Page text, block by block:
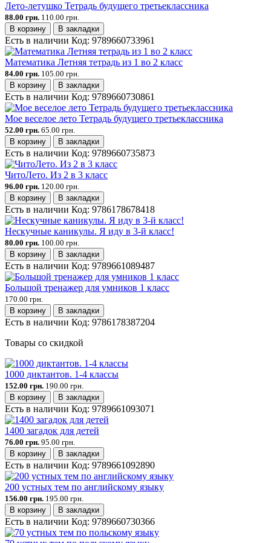
Лето-летушко Тетрадь будущего третьеклассника
88.00 грн. 110.00 грн.
В корзину
В закладки
Есть в наличии Код: 9789660733961
Математика Летняя тетрадь из 1 во 2 класс
84.00 грн. 105.00 грн.
В корзину
В закладки
Есть в наличии Код: 9789660730861
Мое веселое лето Тетрадь будущего третьеклассника
52.00 грн. 65.00 грн.
В корзину
В закладки
Есть в наличии Код: 9789660735873
ЧитоЛето. Из 2 в 3 класс
96.00 грн. 120.00 грн.
В корзину
В закладки
Есть в наличии Код: 9786178678418
Нескучные каникулы. Я иду в 3-й класс!
80.00 грн. 100.00 грн.
В корзину
В закладки
Есть в наличии Код: 9789661089487
Большой тренажер для умников 1 класс
170.00 грн.
В корзину
В закладки
Есть в наличии Код: 9786178387204
Товары со скидкой
1000 диктантов. 1-4 классы
152.00 грн. 190.00 грн.
В корзину
В закладки
Есть в наличии Код: 9789661093071
1400 загадок для детей
76.00 грн. 95.00 грн.
В корзину
В закладки
Есть в наличии Код: 9789661092890
200 устных тем по английскому языку
156.00 грн. 195.00 грн.
В корзину
В закладки
Есть в наличии Код: 9789660730366